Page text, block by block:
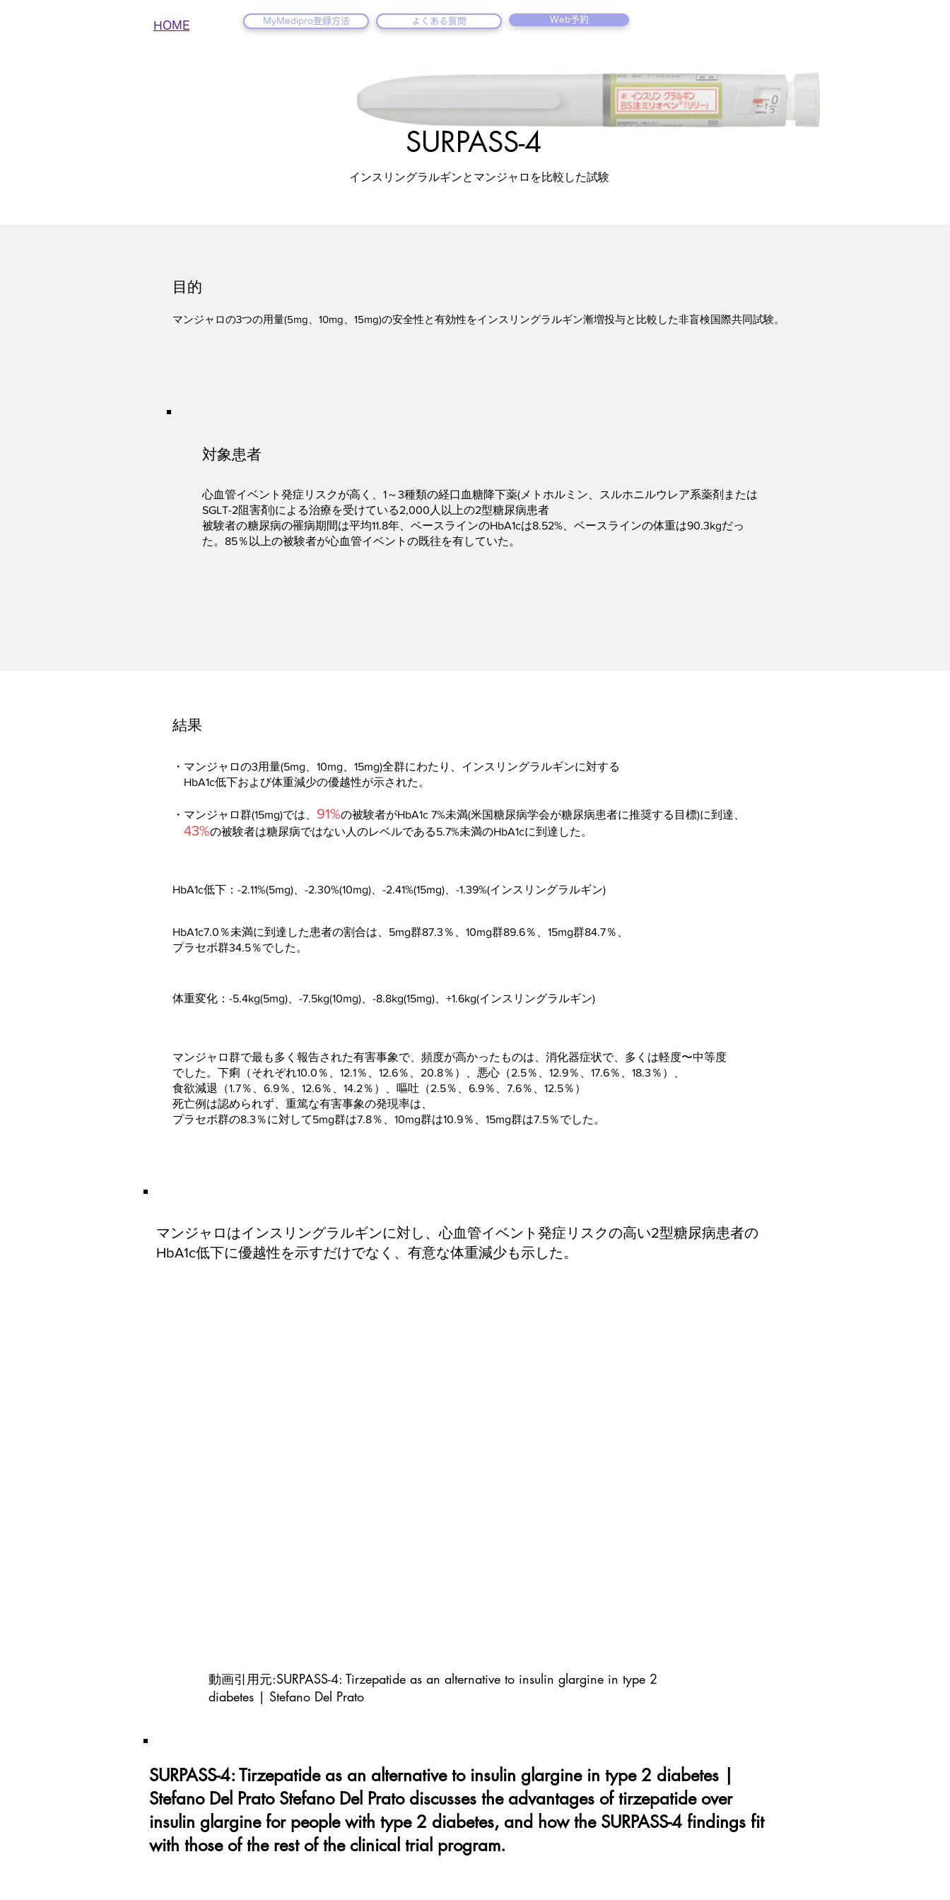
HOME MyMedipro登録方法 よくある質問 Web予約
SURPASS-4
インスリングラルギンとマンジャロを比較した試験
​目的
マンジャロの3つの用量(5mg、10mg、15mg)の安全性と有効性をインスリングラルギン漸増投与と比較した非盲検国際共同試験。
対象患者
心血管イベント発症リスクが高く、1～3種類の経口血糖降下薬(メトホルミン、スルホニルウレア系薬剤または
SGLT-2阻害剤)による治療を受けている2,000人以上の2型糖尿病患者
被験者の糖尿病の罹病期間は平均11.8年、ベースラインのHbA1cは8.52%、ベースラインの体重は90.3kgだっ
た。85％以上の被験者が心血管イベントの既往を有していた。
結果
・マンジャロの3用量(5mg、10mg、15mg)全群にわたり、インスリングラルギンに対する
HbA1c低下および体重減少の優越性が示された。
・マンジャロ群(15mg)では、 91%の被験者がHbA1c 7%未満(米国糖尿病学会が糖尿病患者に推奨する目標)に到達、
43%の被験者は糖尿病ではない人のレベルである5.7%未満のHbA1cに到達した。
HbA1c低下：-2.11%(5mg)、-2.30%(10mg)、-2.41%(15mg)、-1.39%(インスリングラルギン)
HbA1c7.0％未満に到達した患者の割合は、5mg群87.3％、10mg群89.6％、15mg群84.7％、
プラセボ群34.5％でした。
体重変化：-5.4kg(5mg)、-7.5kg(10mg)、-8.8kg(15mg)、+1.6kg(インスリングラルギン)
マンジャロ群で最も多く報告された有害事象で、頻度が高かったものは、消化器症状で、多くは軽度〜中等度
でした。下痢（それぞれ10.0％、12.1％、12.6％、20.8％）、悪心（2.5％、12.9％、17.6％、18.3％）、
食欲減退（1.7％、6.9％、12.6％、14.2％）、嘔吐（2.5％、6.9％、7.6％、12.5％）
死亡例は認められず、重篤な有害事象の発現率は、
プラセボ群の8.3％に対して5mg群は7.8％、10mg群は10.9％、15mg群は7.5％でした。
マンジャロはインスリングラルギンに対し、心血管イベント発症リスクの高い2型糖尿病患者の
HbA1c低下に優越性を示すだけでなく、有意な体重減少も示した。
動画引用元:SURPASS-4: Tirzepatide as an alternative to insulin glargine in type 2
diabetes | Stefano Del Prato
SURPASS-4: Tirzepatide as an alternative to insulin glargine in type 2 diabetes |
Stefano Del Prato Stefano Del Prato discusses the advantages of tirzepatide over
insulin glargine for people with type 2 diabetes, and how the SURPASS-4 findings fit
with those of the rest of the clinical trial program.